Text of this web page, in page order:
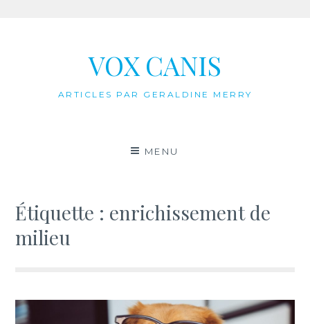
VOX CANIS
ARTICLES PAR GERALDINE MERRY
MENU
Étiquette : enrichissement de
milieu